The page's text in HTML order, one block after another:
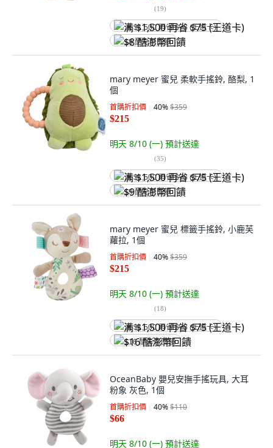
(19)
满 $1,500 再省 $75 (王道卡)
$8 酷澎幣回饋
mary meyer 蜜兒 柔軟手搖鈴, 酪梨, 1
個
首購折扣價 40%$359
$215
明天 8/10 (一) 預計送達
(35)
满 $1,500 再省 $75 (王道卡)
$9 酷澎幣回饋
mary meyer 蜜兒 標籤手搖鈴, 小鹿芙
蘿拉, 1個
首購折扣價 40%$359
$215
明天 8/10 (一) 預計送達
(18)
满 $1,500 再省 $75 (王道卡)
$16 酷澎幣回饋
OceanBaby 嬰兒安撫手搖玩具, 大耳
粉象 灰色, 1個
首購折扣價 40%$110
$66
明天 8/10 (一) 預計送達